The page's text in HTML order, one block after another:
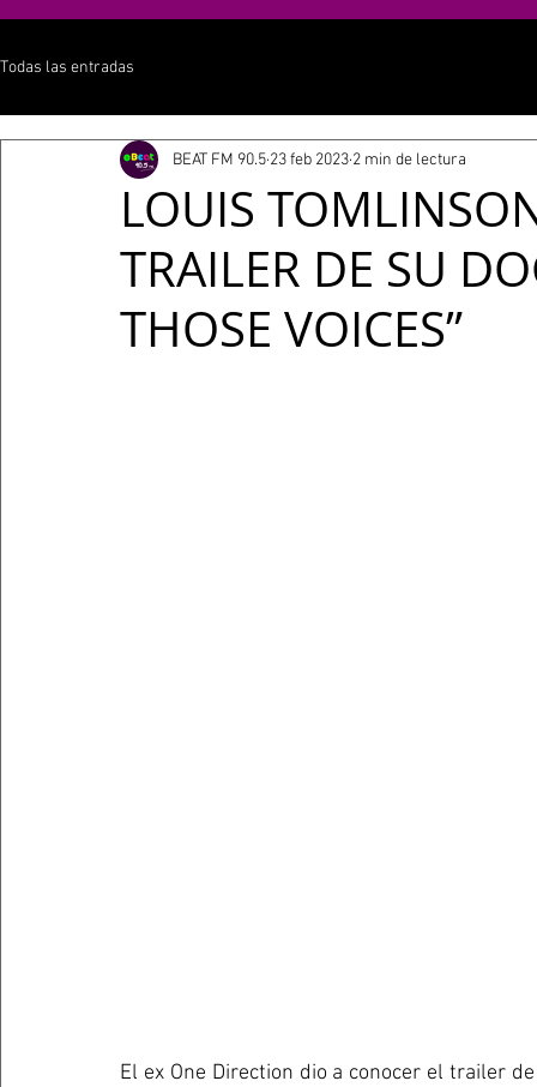
Todas las entradas
LOUIS
TRAILER DE SU
THOSE VOICES”
BEAT FM 90.5 23 feb 2023 2 min de lectura
El ex One Direction dio a conocer el trailer